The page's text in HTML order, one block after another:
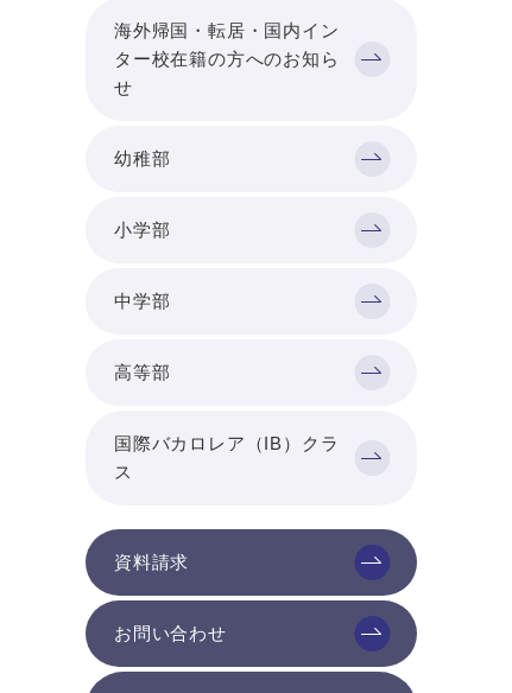
海外帰国・転居・国内イン
ター校在籍の方へのお知ら
せ
幼稚部
小学部
中学部
高等部
国際バカロレア（IB）クラ
ス
資料請求
お問い合わせ